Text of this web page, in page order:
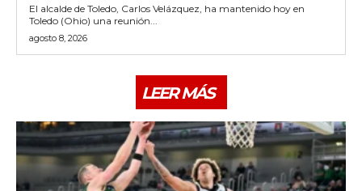
El alcalde de Toledo, Carlos Velázquez, ha mantenido hoy en
Toledo (Ohio) una reunión...
agosto 8, 2026
LEER MÁS